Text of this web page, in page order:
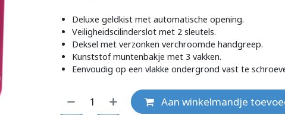
Deluxe geldkist met automatische opening.
Veiligheidscilinderslot met 2 sleutels.
Deksel met verzonken verchroomde handgreep.
Kunststof muntenbakje met 3 vakken.
Eenvoudig op een vlakke ondergrond vast te
Aan winkelmandje